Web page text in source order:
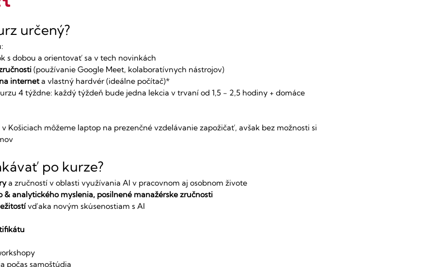
určený?
s dobou a orientovať sa v tech novinkách
(používanie Google Meet, kolaboratívnych nástrojov)
internet a vlastný hardvér (ideálne počítač)*
4 týždne: každý týždeň bude jedna lekcia v trvaní od 1,5 - 2,5 hodiny + domáce
Košiciach môžeme laptop na prezenčné vzdelávanie zapožičať, avšak bez možnosti si
po kurze?
a zručností v oblasti využívania AI v pracovnom aj osobnom živote
& analytického myslenia, posilnené manažérske zručnosti
vďaka novým skúsenostiam s AI
počas samoštúdia